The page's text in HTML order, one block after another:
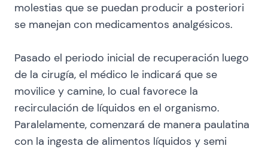
molestias que se puedan producir a posteriori
se manejan con medicamentos analgésicos.
Pasado el periodo inicial de recuperación luego
de la cirugía, el médico le indicará que se
movilice y camine, lo cual favorece la
recirculación de líquidos en el organismo.
Paralelamente, comenzará de manera paulatina
con la ingesta de alimentos líquidos y semi